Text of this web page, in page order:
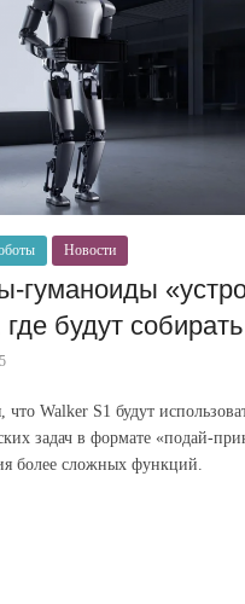
Новости
гуманоиды
где будут
что Walker S1 будут
задач в формате «подай-
более сложных функций.